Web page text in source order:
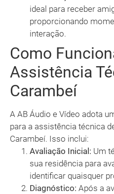
ideal para receber
proporcionando
interação.
Como
Assistência
Carambeí
A AB Áudio e Vídeo adota
para a assistência técnica
Carambeí. Isso inclui:
Avaliação Inicial: Um
sua residência para
identificar quaisquer
Diagnóstico: Após a